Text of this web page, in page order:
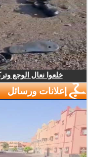
خلعوا نعال الوجع
إعلانات ورسائل